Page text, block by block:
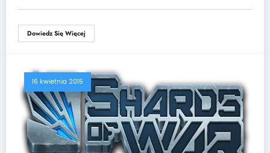
Dowiedz Się Więcej
16 kwietnia 2015